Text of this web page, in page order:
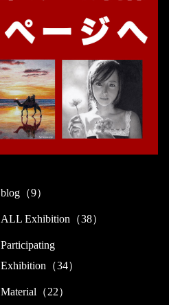
blog（9）
ALL Exhibition（38）
Participating
Exhibition（34）
Material（22）